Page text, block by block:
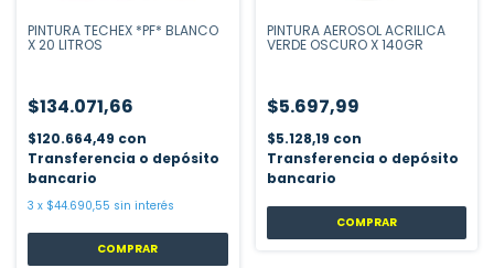
PINTURA TECHEX *PF* BLANCO
X 20 LITROS
$134.071,66
$120.664,49 con
Transferencia o depósito
bancario
3 x $44.690,55 sin interés
COMPRAR
PINTURA AEROSOL ACRILICA
VERDE OSCURO X 140GR
$5.697,99
$5.128,19 con
Transferencia o depósito
bancario